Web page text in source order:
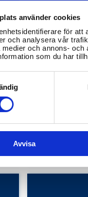
använder cookies
för att
och analysera vår
medier och annons-
som du har
Avvisa
KOMMUN
Hur kommer
kommun?